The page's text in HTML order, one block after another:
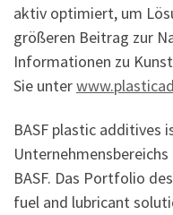
aktiv optimiert, um
größeren Beitrag zur
Informationen zu
Sie unter
BASF plastic additives
BASF. Das Portfolio
fuel and lubricant